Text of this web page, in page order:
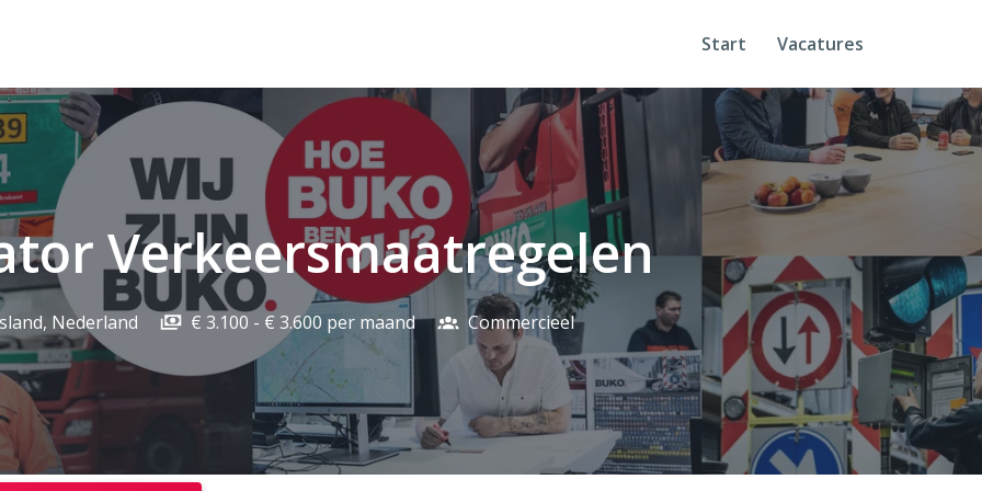
Start Vacatures
Verkeersmaatregelen
, Nederland € 3.100 - € 3.600 per maand Commercieel